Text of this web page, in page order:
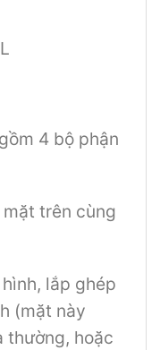
4 bộ phận
trên cùng
lắp ghép
(mặt này
thường, hoặc